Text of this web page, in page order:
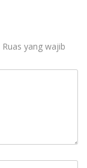
Ruas yang wajib